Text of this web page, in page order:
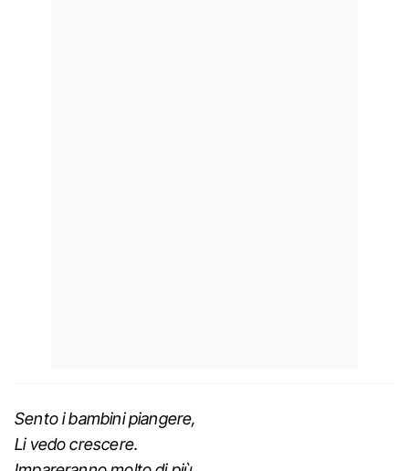
Sentoibambini piangere,
Li vedo crescere.